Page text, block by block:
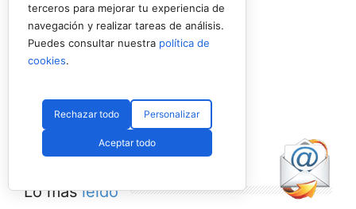
Lo másleído
terceros para mejorar tu experiencia de
navegación y realizar tareas de análisis.
Puedes consultar nuestra política de
cookies.
Rechazar todo Personalizar
Aceptar todo